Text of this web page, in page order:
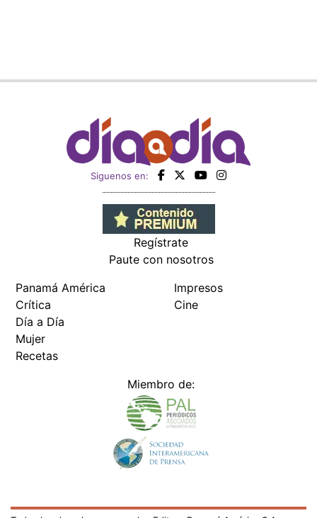
Siguenos en:
Regístrate
Paute con nosotros
Panamá América
Crítica
Día a Día
Mujer
Recetas
Impresos
Cine
Miembro de: